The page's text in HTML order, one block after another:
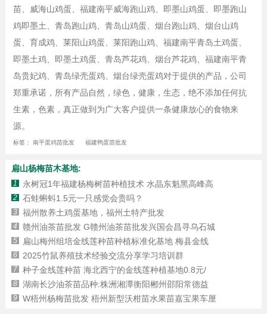
苗、威海山鸡蛋、福建南平威海跑山鸡、即墨山鸡蛋、即墨跑山
鸡即墨土、青岛跑山鸡、青岛山鸡蛋、烟台跑山鸡、烟台山鸡
蛋、育成鸡、莱阳山鸡蛋、莱阳跑山鸡、福建南平青岛土鸡蛋、
即墨土鸡、即墨土鸡蛋、青岛芦花鸡、烟台芦花鸡、福建南平青
岛贵妃鸡、青岛绿壳蛋鸡、烟台绿壳蛋鸡对于提供的产品，公司
郑重承诺，所有产品自然，绿色，健康，生态，绝不添加任何抗
生素，色素，真正做到为广大客户提供一条健康放心的食物来
源。
标签： 南平蛋鸡苗批发 福建鸭蛋苗批发
扁山杨梅苗木基地:
1 永树冠1年福建杨梅树苗种植技术 水晶东魁黑高峰高
2 石蛙蝌蚪1.5元一只感觉会贵吗？
3 福州散养土鸡蛋基地，福州土特产批发
4 赣州油茶苗批发 G赣州油茶苗批发兴国会昌寻乌石城
5 扁山梅州组培金线莲种苗种植标准化基地 梅县金线
6 2025竹鼠养殖技术经验交流分享学习培训群
7 种子金线莲种苗 海北西宁的金线莲种植基地0.8元/
8 湖南长沙油茶苗品种:株洲湘潭衡阳郴州邵阳常德益
9 W梧州杨梅苗批发 梧州新型沃柑苗水果苗嘉宝果车厘